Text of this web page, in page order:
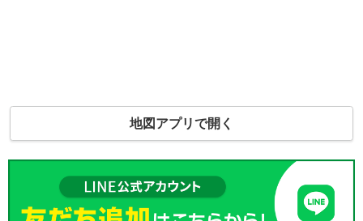
地図アプリで開く